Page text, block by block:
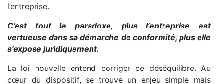
l’entreprise.
C’est tout le paradoxe, plus l’entreprise est
vertueuse dans sa démarche de conformité, plus elle
s’expose juridiquement.
La loi nouvelle entend corriger ce déséquilibre. Au
cœur du dispositif, se trouve un enjeu simple mais